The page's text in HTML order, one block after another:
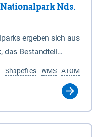
Nds.
ergeben sich aus
das Bestandteil
(Anlage 2), 2.
5 000 (AK5) im
ATOM
WMS
Shapefiles